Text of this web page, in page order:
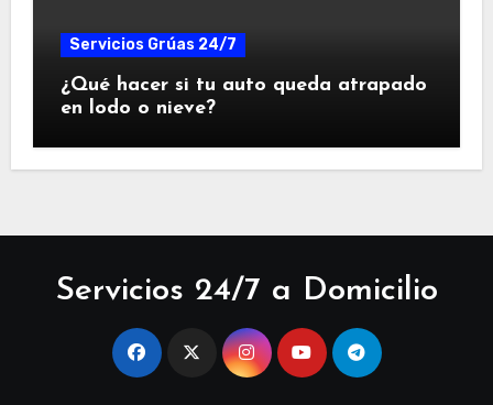
Servicios Grúas 24/7
¿Qué hacer si tu auto queda atrapado
en lodo o nieve?
Servicios 24/7 a Domicilio